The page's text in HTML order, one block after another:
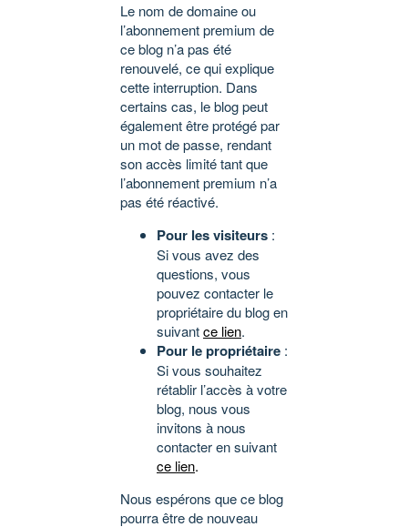
Le nom de domaine ou
l’abonnement premium de
ce blog n’a pas été
renouvelé, ce qui explique
cette interruption. Dans
certains cas, le blog peut
également être protégé par
un mot de passe, rendant
son accès limité tant que
l’abonnement premium n’a
pas été réactivé.
Pour les visiteurs :
Si vous avez des
questions, vous
pouvez contacter le
propriétaire du blog en
suivantce lien.
Pour le propriétaire :
Si vous souhaitez
rétablir l’accès à votre
blog, nous vous
invitons à nous
contacter en suivant
ce lien.
Nous espérons que ce blog
pourra être de nouveau